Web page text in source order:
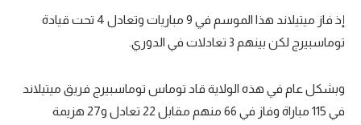
إذ فاز ميتيلاند هذا الموسم في 9 مباريات وتعادل 4 تحت قيادة
توماسبيرج لكن بينهم 3 تعادلات في الدوري.
وبشكل عام في هذه الولاية قاد توماس توماسبيرج فريق ميتيلاند
في 115 مباراة وفاز في 66 منهم مقابل 22 تعادل و27 هزيمة